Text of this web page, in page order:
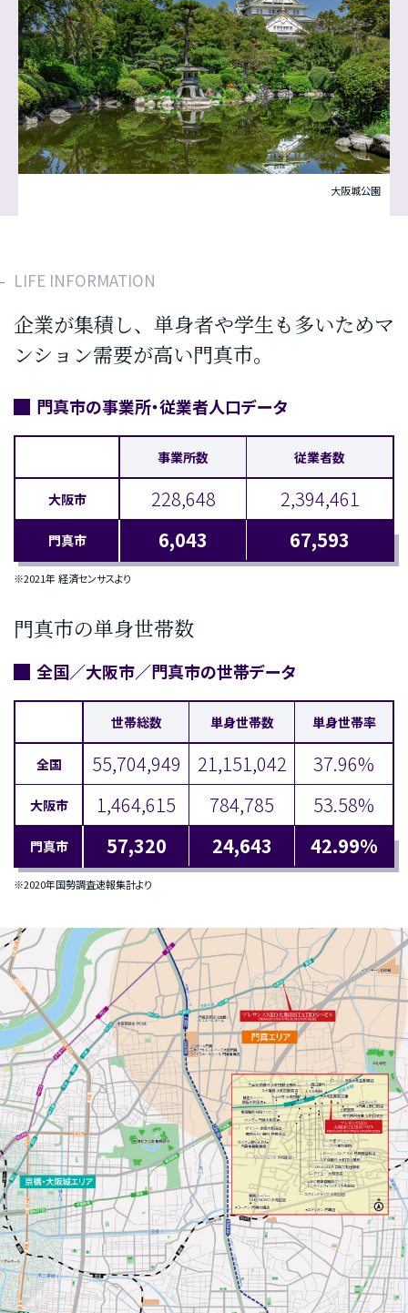
大阪城公園
LIFE INFORMATION
企業が集積し、単身者や学生も多いためマ
ンション需要が高い門真市。
門真市の事業所・従業者人口データ
事業所数 従業者数
大阪市 228,648 2,394,461
門真市 6,043 67,593
※2021年 経済センサスより
門真市の単身世帯数
全国／大阪市／門真市の世帯データ
世帯総数 単身世帯数 単身世帯率
全国 55,704,949 21,151,042 37.96%
大阪市 1,464,615 784,785 53.58%
門真市 57,320 24,643 42.99%
※2020年国勢調査速報集計より